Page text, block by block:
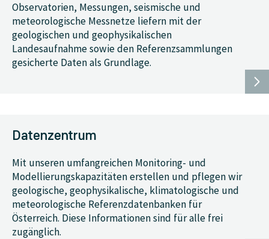
Observatorien, Messungen, seismische und
meteorologische Messnetze liefern mit der
geologischen und geophysikalischen
Landesaufnahme sowie den Referenzsammlungen
gesicherte Daten als Grundlage.
Datenzentrum
Mit unseren umfangreichen Monitoring- und
Modellierungskapazitäten erstellen und pflegen wir
geologische, geophysikalische, klimatologische und
meteorologische Referenzdatenbanken für
Österreich. Diese Informationen sind für alle frei
zugänglich.